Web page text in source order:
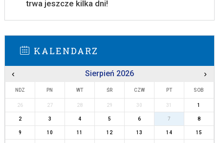
trwa jeszcze kilka dni!
KALENDARZ
‹ Sierpień 2026 ›
NDZ PN WT ŚR CZW PT SOB
26 27 28 29 30 31 1
2 3 4 5 6 7 8
9 10 11 12 13 14 15